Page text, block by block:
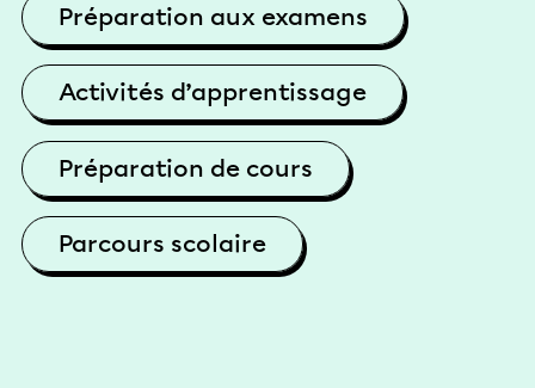
Préparation aux examens
Activités d’apprentissage
Préparation de cours
Parcours scolaire